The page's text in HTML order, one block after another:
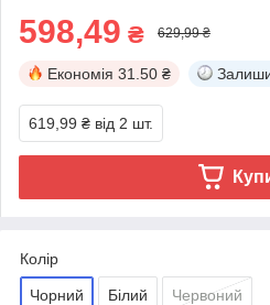
598,49 ₴ 629,99 ₴
Економія 31.50 ₴
619,99 ₴ від 2 шт.
Колір
Чорний Білий Червоний